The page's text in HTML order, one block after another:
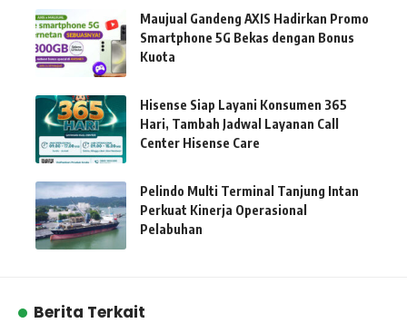
Maujual Gandeng AXIS Hadirkan Promo
Smartphone 5G Bekas dengan Bonus
Kuota
Hisense Siap Layani Konsumen 365
Hari, Tambah Jadwal Layanan Call
Center Hisense Care
Pelindo Multi Terminal Tanjung Intan
Perkuat Kinerja Operasional
Pelabuhan
Berita Terkait